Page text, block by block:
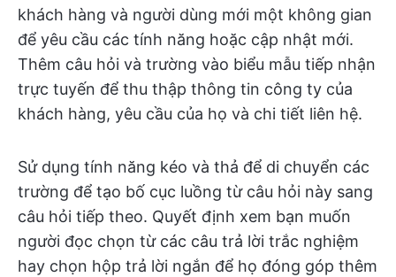
khách hàng và người dùng mới một không gian
để yêu cầu các tính năng hoặc cập nhật mới.
Thêm câu hỏi và trường vào biểu mẫu tiếp nhận
trực tuyến để thu thập thông tin công ty của
khách hàng, yêu cầu của họ và chi tiết liên hệ.
Sử dụng tính năng kéo và thả để di chuyển các
trường để tạo bố cục luồng từ câu hỏi này sang
câu hỏi tiếp theo. Quyết định xem bạn muốn
người đọc chọn từ các câu trả lời trắc nghiệm
hay chọn hộp trả lời ngắn để họ đóng góp thêm